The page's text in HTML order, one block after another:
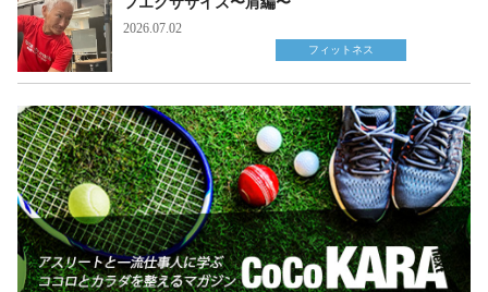
2026.07.02
フィットネス